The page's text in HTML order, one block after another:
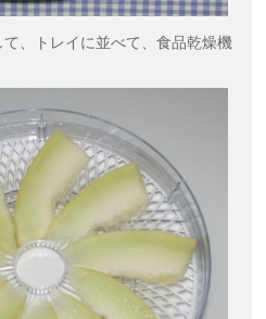
、トレイに並べて、食品乾燥機